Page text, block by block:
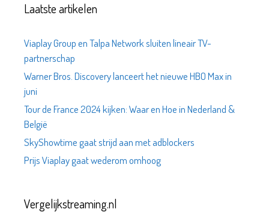
Laatste artikelen
Viaplay Group en Talpa Network sluiten lineair TV-
partnerschap
Warner Bros. Discovery lanceert het nieuwe HBO Max in
juni
Tour de France 2024 kijken: Waar en Hoe in Nederland &
België
SkyShowtime gaat strijd aan met adblockers
Prijs Viaplay gaat wederom omhoog
Vergelijkstreaming.nl